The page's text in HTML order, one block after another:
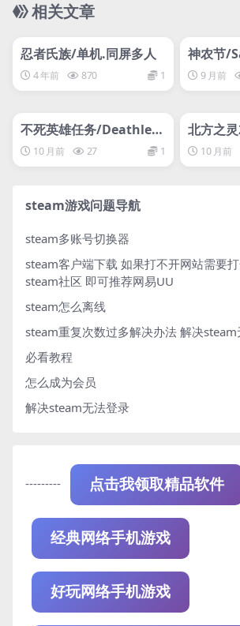
相关文章
网盘下载游戏
忍者氏族/单机.同屏多人
4 年前 870 1
神农节/
9 月前
网盘下载游戏
不死英雄任务/Deathles
s. The Hero Quest
10 月前 27 1
北方之
North 2
10 月前
steam游戏问题导航
steam多账号切换器
steam客户端下载 如果打不开网站需要
steam社区 即可推荐网易UU
steam怎么离线
steam重复次数过多解决办法 解决steam
必看教程
怎么成为会员
解决steam无法登录
--------- 点击我领取精品软件
经典网络手机游戏
好玩网络手机游戏